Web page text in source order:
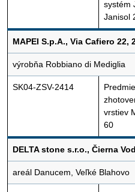
systém
Janisol
MAPEI S.p.A., Via Cafiero 22,
výrobňa Robbiano di Mediglia
SK04-ZSV-2414
vrstiev
60
DELTA stone s.r.o., Čierna
areál Danucem, Veľké Blahovo